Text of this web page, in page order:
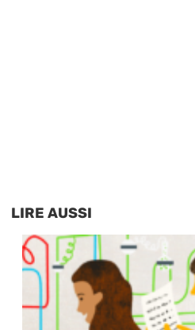
LIRE AUSSI